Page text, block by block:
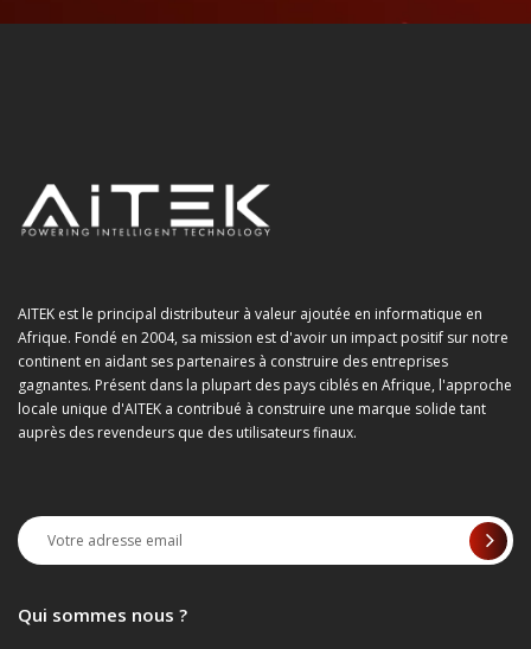
AITEK est le principal distributeur à valeur ajoutée en informatique en
Afrique. Fondé en 2004, sa mission est d'avoir un impact positif sur notre
continent en aidant ses partenaires à construire des entreprises
gagnantes. Présent dans la plupart des pays ciblés en Afrique, l'approche
locale unique d'AITEK a contribué à construire une marque solide tant
auprès des revendeurs que des utilisateurs finaux.
Qui sommes nous ?